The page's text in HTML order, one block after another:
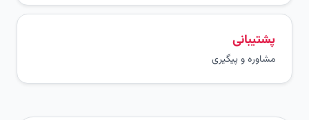
پشتیبانی
مشاوره و پیگیری